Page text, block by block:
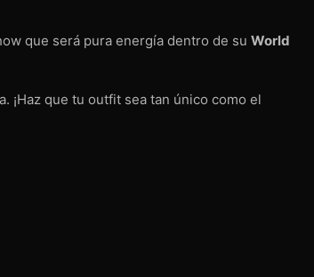
que será pura energía dentro de su World
¡Haz que tu outfit sea tan único como el